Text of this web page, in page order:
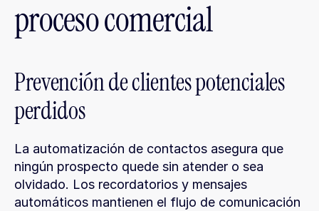
proceso comercial
Prevención de clientes potenciales
perdidos
La automatización de contactos asegura que
ningún prospecto quede sin atender o sea
olvidado. Los recordatorios y mensajes
automáticos mantienen el flujo de comunicación